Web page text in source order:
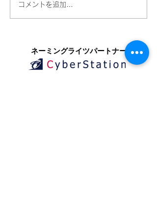
コメントを追加…
​ネーミングライツパートナー